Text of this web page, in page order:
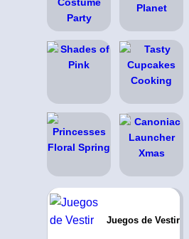
Juegos de Vestir